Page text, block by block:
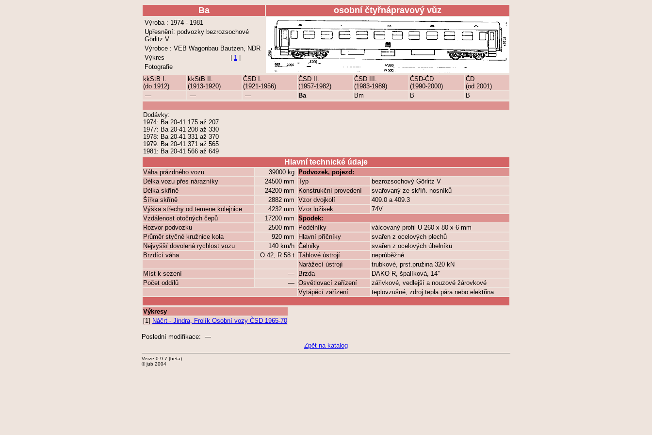
Ba osobní čtyřnápravový vůz
Výroba : 1974 - 1981
Upřesnění: podvozky bezrozsochové
Görlitz V
Výrobce : VEB Wagonbau Bautzen, NDR
Výkres
1
Fotografie
kkStB I.
(do 1912)
kkStB II.
(1913-1920)
ČSD I.
(1921-1956)
ČSD II.
(1957-1982)
ČSD III.
(1983-1989)
ČSD-ČD
(1990-2000)
ČD
(od 2001)
—
— — Ba Bm B B
Dodávky:
1974: Ba 20-41 175 až 207
1977: Ba 20-41 208 až 330
1978: Ba 20-41 331 až 370
1979: Ba 20-41 371 až 565
1981: Ba 20-41 566 až 649
Hlavní technické údaje
Váha prázdného vozu 39000 kg
Podvozek, pojezd:
Délka vozu přes nárazníky
24500 mm Typ
bezrozsochový Görlitz V
Délka skříně
24200 mm Konstrukční provedení
svařovaný ze skříň. nosníků
Šířka skříně
2882 mm Vzor dvojkolí
409.0 a 409.3
Výška střechy od temene kolejnice
4232 mm Vzor ložisek
74V
Vzdálenost otočných čepů
17200 mm Spodek:
Rozvor podvozku
2500 mm Podélníky
válcovaný profil U 260 x 80 x 6 mm
Průměr styčné kružnice kola
920 mm Hlavní příčníky
svařen z ocelových plechů
Nejvyšší dovolená rychlost vozu
140 km/h Čelníky
svařen z ocelových úhelníků
Brzdící váha
O 42, R 58 t Táhlové ústrojí
neprůběžné
Narážecí ústrojí
trubkové, prst.pružina 320 kN
Míst k sezení
— Brzda
DAKO R, špalíková, 14''
Počet oddílů
— Osvětlovací zařízení
zářivkové, vedlejší a nouzové žárovkové
Vytápěcí zařízení
teplovzušné, zdroj tepla pára nebo elektřina
Výkresy
[1] Náčrt - Jindra, Frolík Osobní vozy ČSD 1965-70
Poslední modifikace: —
Zpět na katalog
Verze 0.9.7 (beta)
© jub 2004